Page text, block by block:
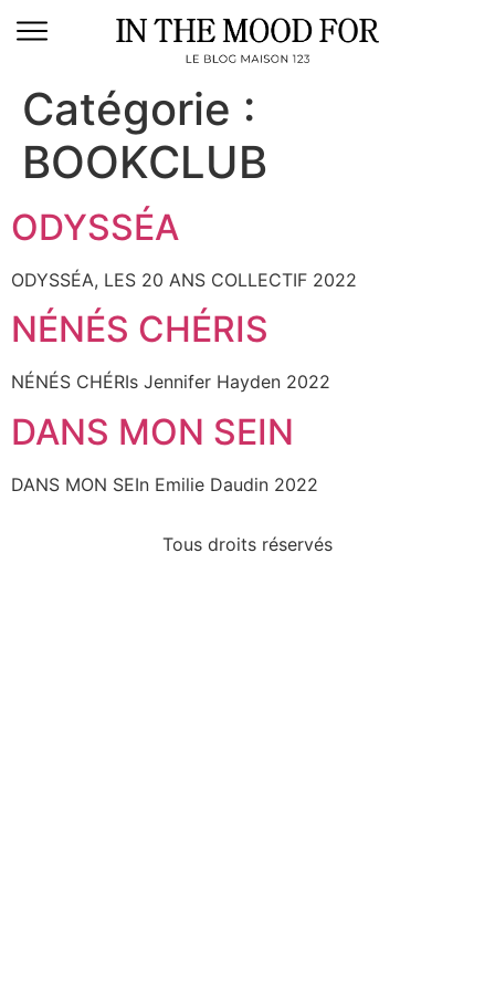
Catégorie :
BOOKCLUB
ODYSSÉA
ODYSSÉA, LES 20 ANS COLLECTIF 2022
NÉNÉS CHÉRIS
NÉNÉS CHÉRIs Jennifer Hayden 2022
DANS MON SEIN
DANS MON SEIn Emilie Daudin 2022
Tous droits réservés